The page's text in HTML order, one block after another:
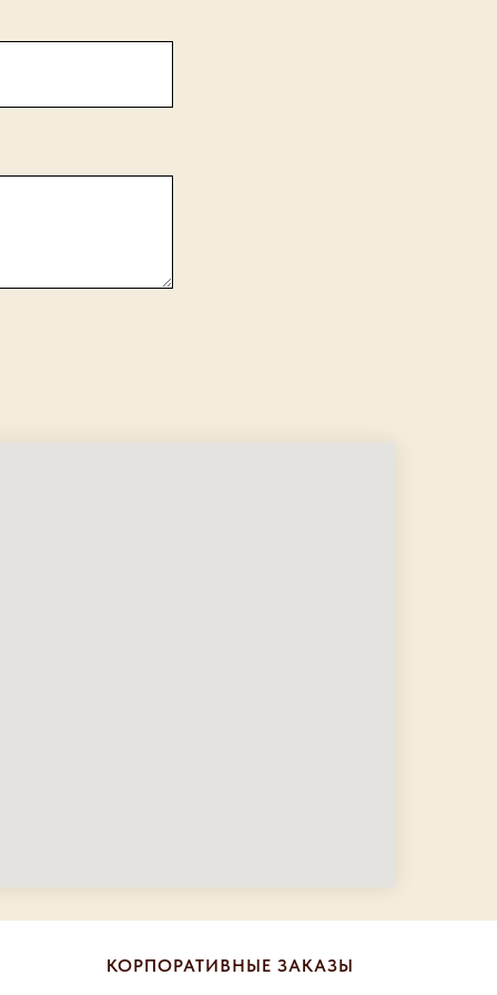
КОРПОРАТИВНЫЕ ЗАКАЗЫ